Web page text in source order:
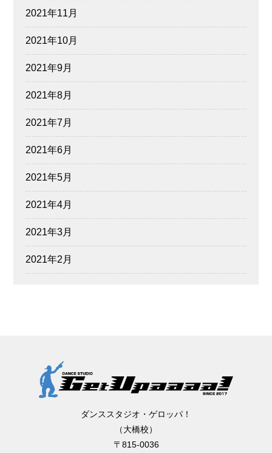
2021年11月
2021年10月
2021年9月
2021年8月
2021年7月
2021年6月
2021年5月
2021年4月
2021年3月
2021年2月
ダンススタジオ・ゲロッパ！
（大橋校）
〒815-0036